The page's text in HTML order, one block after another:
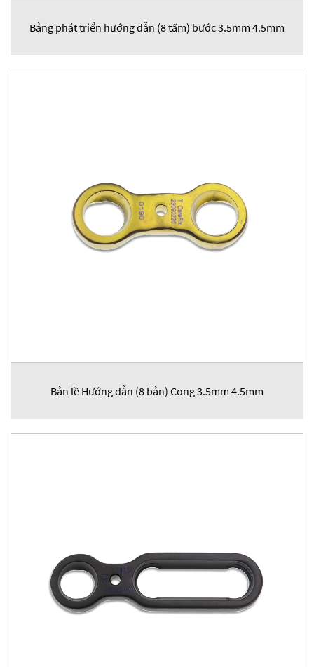
Bảng phát triển hướng dẫn (8 tấm) bước 3.5mm 4.5mm
Bản lề Hướng dẫn (8 bản) Cong 3.5mm 4.5mm